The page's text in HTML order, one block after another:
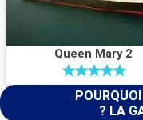
Queen Mary 2
? LA